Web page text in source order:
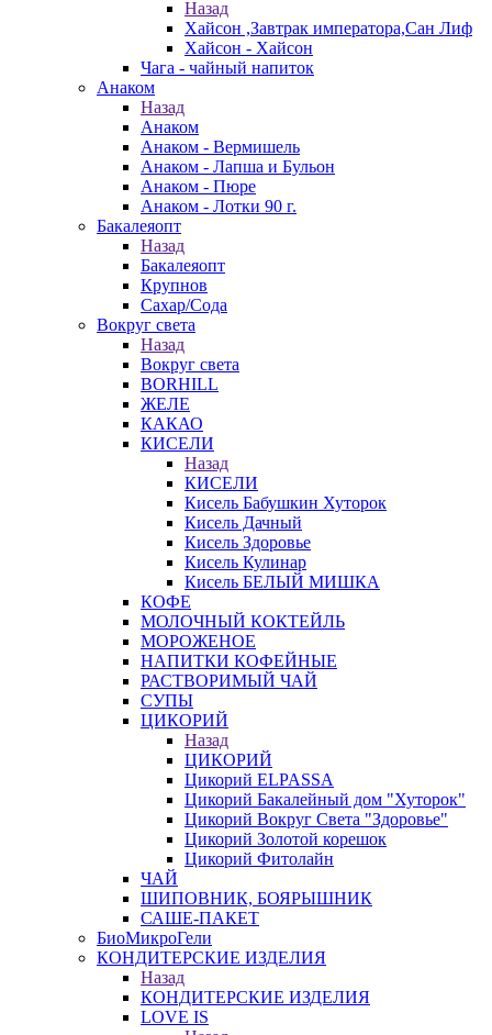
Назад
Хайсон ,Завтрак императора,Сан Лиф
Хайсон - Хайсон
Чага - чайный напиток
Анаком
Назад
Анаком
Анаком - Вермишель
Анаком - Лапша и Бульон
Анаком - Пюре
Анаком - Лотки 90 г.
Бакалеяопт
Назад
Бакалеяопт
Крупнов
Сахар/Сода
Вокруг света
Назад
Вокруг света
BORHILL
ЖЕЛЕ
КАКАО
КИСЕЛИ
Назад
КИСЕЛИ
Кисель Бабушкин Хуторок
Кисель Дачный
Кисель Здоровье
Кисель Кулинар
Кисель БЕЛЫЙ МИШКА
КОФЕ
МОЛОЧНЫЙ КОКТЕЙЛЬ
МОРОЖЕНОЕ
НАПИТКИ КОФЕЙНЫЕ
РАСТВОРИМЫЙ ЧАЙ
СУПЫ
ЦИКОРИЙ
Назад
ЦИКОРИЙ
Цикорий ELPASSA
Цикорий Бакалейный дом "Хуторок"
Цикорий Вокруг Света "Здоровье"
Цикорий Золотой корешок
Цикорий Фитолайн
ЧАЙ
ШИПОВНИК, БОЯРЫШНИК
САШЕ-ПАКЕТ
БиоМикроГели
КОНДИТЕРСКИЕ ИЗДЕЛИЯ
Назад
КОНДИТЕРСКИЕ ИЗДЕЛИЯ
LOVE IS